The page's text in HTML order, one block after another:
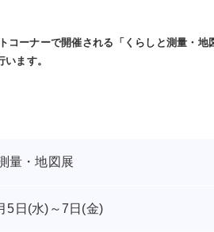
コーナーで開催される「くらしと測量・
ます。
量・地図展
5日(水)～7日(金)